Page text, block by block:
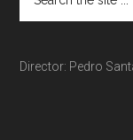
Director: Pedro